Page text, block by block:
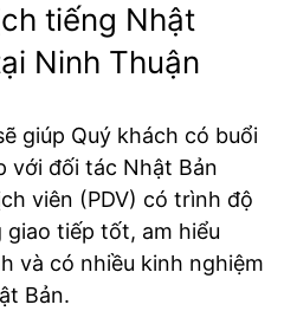
tiếng Nhật
Ninh Thuận
giúp Quý khách có buổi
với đối tác Nhật Bản
viên (PDV) có trình độ
giao tiếp tốt, am hiểu
và có nhiều kinh nghiệm
Bản.